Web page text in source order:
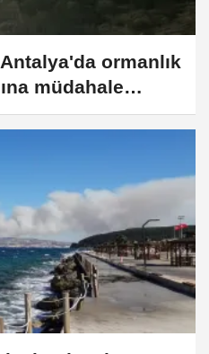
ormanlık
müdahale